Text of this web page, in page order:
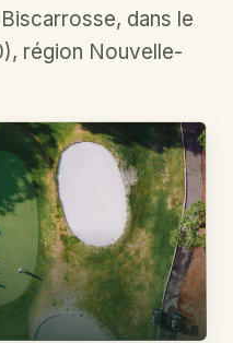
dans le
région Nouvelle-